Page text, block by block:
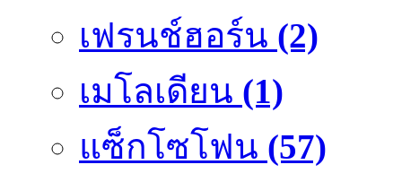
เฟรนช์ฮอร์น (2)
เมโลเดียน (1)
แซ็กโซโฟน (57)